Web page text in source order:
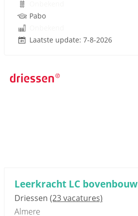
Pabo
Laatste update: 7-8-2026
Leerkracht LC bovenbouw
Driessen (23 vacatures)
Almere